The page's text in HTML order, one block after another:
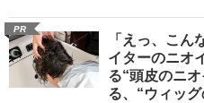
PR
「えっ、こん
イターのニオ
る“頭皮のニ
る、“ウィッ